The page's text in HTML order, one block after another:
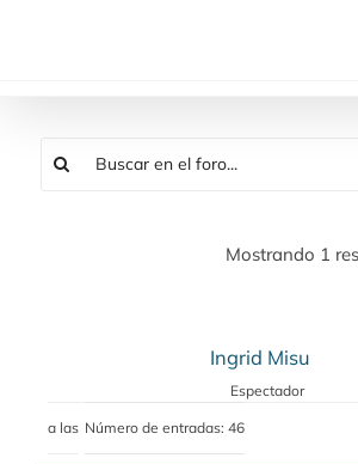
Mostrando 1
Ingrid Misu
Espectador
a las Número de entradas: 46